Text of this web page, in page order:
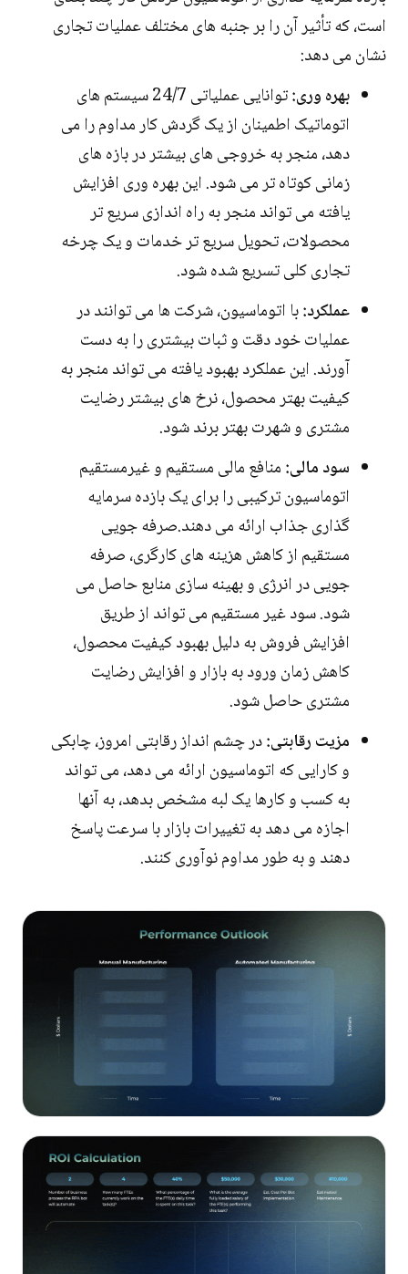
است، که تأثیر آن را بر جنبه های مختلف عملیات تجاری
نشان می دهد:
بهره وری:
توانایی عملیاتی 24/7 سیستم های
اتوماتیک اطمینان از یک گردش کار مداوم را می
دهد، منجر به خروجی های بیشتر در بازه های
زمانی کوتاه تر می شود. این بهره وری افزایش
یافته می تواند منجر به راه اندازی سریع تر
محصولات، تحویل سریع تر خدمات و یک چرخه
تجاری کلی تسریع شده شود.
عملکرد:با اتوماسیون، شرکت ها می توانند در
عملیات خود دقت و ثبات بیشتری را به دست
آورند. این عملکرد بهبود یافته می تواند منجر به
کیفیت بهتر محصول، نرخ های بیشتر رضایت
مشتری و شهرت بهتر برند شود.
سود مالی:منافع مالی مستقیم و غیرمستقیم
اتوماسیون ترکیبی را برای یک بازده سرمایه
گذاری جذاب ارائه می دهند.صرفه جویی
مستقیم از کاهش هزینه های کارگری، صرفه
جویی در انرژی و بهینه سازی منابع حاصل می
شود. سود غیر مستقیم می تواند از طریق
افزایش فروش به دلیل بهبود کیفیت محصول،
کاهش زمان ورود به بازار و افزایش رضایت
مشتری حاصل شود.
مزیت رقابتی:در چشم انداز رقابتی امروز، چابکی
و کارایی که اتوماسیون ارائه می دهد، می تواند
به کسب و کارها یک لبه مشخص بدهد، به آنها
اجازه می دهد به تغییرات بازار با سرعت پاسخ
دهند و به طور مداوم نوآوری کنند.